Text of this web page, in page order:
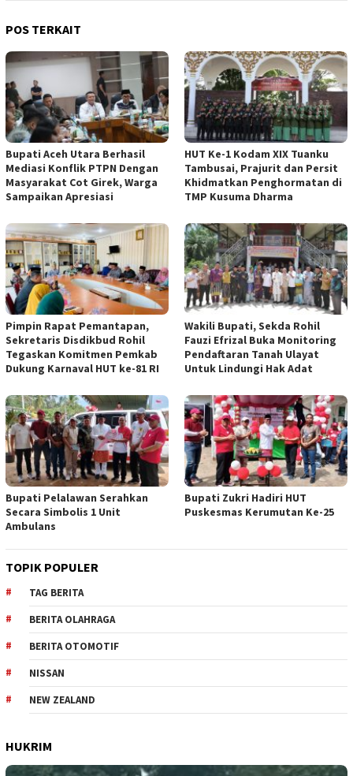
POS TERKAIT
Bupati Aceh Utara Berhasil
Mediasi Konflik PTPN Dengan
Masyarakat Cot Girek, Warga
Sampaikan Apresiasi
HUT Ke-1 Kodam XIX Tuanku
Tambusai, Prajurit dan Persit
Khidmatkan Penghormatan di
TMP Kusuma Dharma
Pimpin Rapat Pemantapan,
Sekretaris Disdikbud Rohil
Tegaskan Komitmen Pemkab
Dukung Karnaval HUT ke-81 RI
Wakili Bupati, Sekda Rohil
Fauzi Efrizal Buka Monitoring
Pendaftaran Tanah Ulayat
Untuk Lindungi Hak Adat
Bupati Pelalawan Serahkan
Secara Simbolis 1 Unit
Ambulans
Bupati Zukri Hadiri HUT
Puskesmas Kerumutan Ke-25
TOPIK POPULER
TAG BERITA
BERITA OLAHRAGA
BERITA OTOMOTIF
NISSAN
NEW ZEALAND
HUKRIM